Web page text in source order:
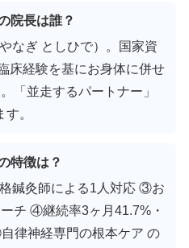
院長は誰？
なぎ としひで）。国家資
床経験を基にお身体に併せ
「並走するパートナー」
。
特徴は？
鍼灸師による1人対応 ③お
チ ④継続率3ヶ月41.7%・
律神経専門の根本ケア の